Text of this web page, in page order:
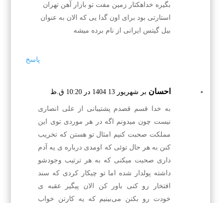
بگیره خداهکتار زمین مفت تو بازار آهن تهران
استارتی بود برای اون گدا یی که الان به عنوان
بیل گیتس ایرانی از نام برده میشه
پاسخ
احسان بر شهریور 13 1404 در 10:20 ق.ظ
به خدا قسم قصدم پشتیبانی از علی انصاری
نیست چون میدونم اگه در هر موردی توی این
مملکت صحبت کنیم امثال تو هستن که تخریب
کنن به هر حال توئی که اومدی درباره ی یه آدم
داری صحبت میکنی که به هر ترتیب وجودشو
داشته پولدار شده اما تو چیکار کردی که سند
افتخار رو کنی باور کن الان پیگیر عقبه ی
خودت رو بکنن می‌بینیم که یه کارتن خواب